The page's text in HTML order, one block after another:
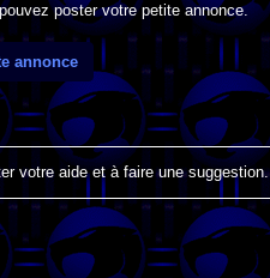
poster votre petite annonce.
annonce
votre aide et à faire une suggestion.